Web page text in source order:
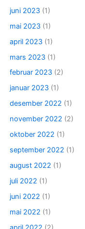
juni 2023 (1)
mai 2023 (1)
april 2023 (1)
mars 2023 (1)
februar 2023 (2)
januar 2023 (1)
desember 2022 (1)
november 2022 (2)
oktober 2022 (1)
september 2022 (1)
august 2022 (1)
juli 2022 (1)
juni 2022 (1)
mai 2022 (1)